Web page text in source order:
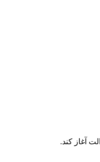
آغاز کند.